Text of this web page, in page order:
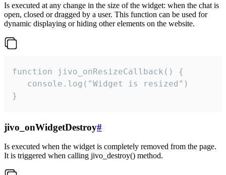
Is executed at any change in the size of the widget: when the chat is
open, closed or dragged by a user. This function can be used for
dynamic displaying or hiding other elements on the website.
function jivo_onResizeCallback() {
   console.log("Widget is resized")
}
jivo_onWidgetDestroy#
Is executed when the widget is completely removed from the page.
It is triggered when calling jivo_destroy() method.